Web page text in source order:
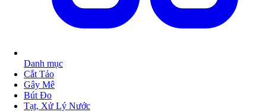
Danh mục
Cắt Tảo
Gây Mê
Bút Đo
Tạt, Xử Lý Nước